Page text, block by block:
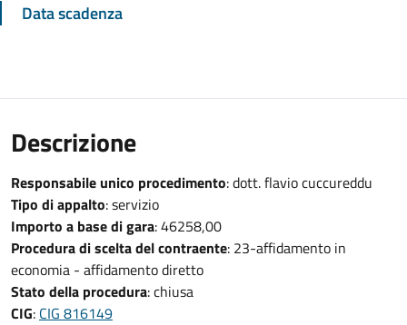
Data scadenza
Descrizione
Responsabile unico procedimento: dott. flavio cuccureddu
Tipo di appalto: servizio
Importo a base di gara: 46258,00
Procedura di scelta del contraente: 23-affidamento in
economia - affidamento diretto
Stato della procedura: chiusa
CIG: CIG 816149